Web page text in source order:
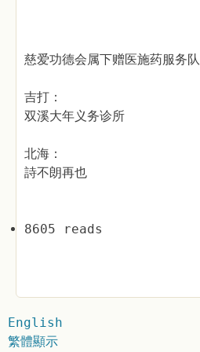
慈爱功德会属下赠医施药服务队
吉打：
双溪大年义务诊所
北海：
詩不朗再也
8605 reads
English
繁體顯示